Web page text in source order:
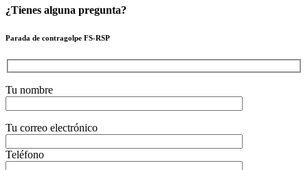
¿Tienes alguna pregunta?
Parada de contragolpe FS-RSP
Tu nombre
Tu correo electrónico
Teléfono